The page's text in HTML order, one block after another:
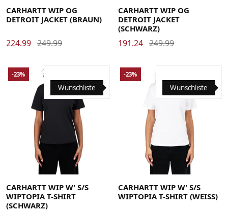
CARHARTT WIP OG
DETROIT JACKET (BRAUN)
224.99 249.99
CARHARTT WIP OG
DETROIT JACKET
(SCHWARZ)
191.24 249.99
Medium Small X-Small
Wunschliste
-23%
CARHARTT WIP W' S/S
WIPTOPIA T-SHIRT
(SCHWARZ)
Medium Small X-Small
Wunschliste
-23%
CARHARTT WIP W' S/S
WIPTOPIA T-SHIRT (WEISS)